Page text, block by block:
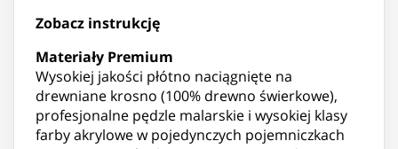
Zobacz instrukcję
Materiały Premium
Wysokiej jakości płótno naciągnięte na
drewniane krosno (100% drewno świerkowe),
profesjonalne pędzle malarskie i wysokiej klasy
farby akrylowe w pojedynczych pojemniczkach